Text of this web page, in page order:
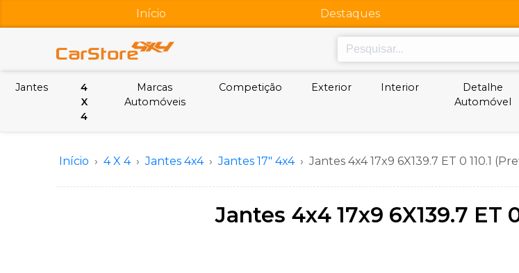
Início Destaques
Jantes
4
X
4
Marcas
Automóveis
Competição Exterior Interior
Detalhe
Automóvel
Início 4 X 4 Jantes 4x4 Jantes 17" 4x4 Jantes 4x4 17x9 6X139.7 ET 0 110.1
Jantes 4x4 17x9 6X139.7 ET